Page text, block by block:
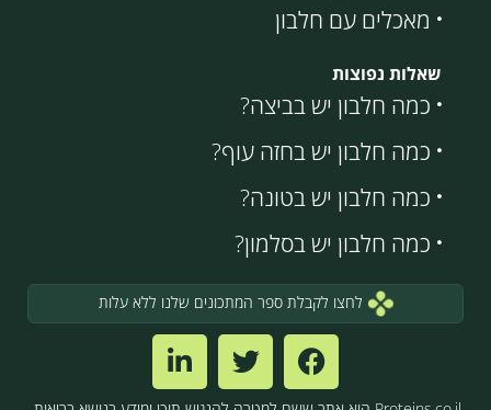
מאכלים עם חלבון
שאלות נפוצות
כמה חלבון יש בביצה?
כמה חלבון יש בחזה עוף?
כמה חלבון יש בטונה?
כמה חלבון יש בסלמון?
לחצו לקבלת ספר המתכונים שלנו ללא עלות